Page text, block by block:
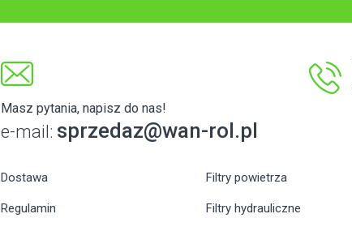
Masz pytania, napisz do nas!
e-mail: sprzedaz@wan-rol.pl
Dostawa
Regulamin
Filtry powietrza
Filtry hydrauliczne